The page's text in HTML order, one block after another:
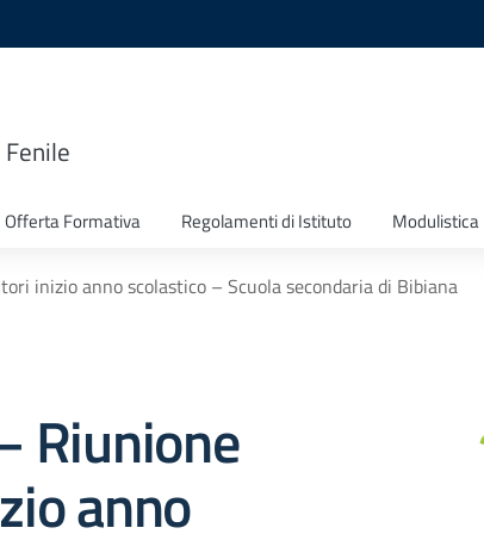
Offerta Formativa Regolamenti di Istituto Modulistica
inizio anno scolastico – Scuola secondaria di Bibiana
Riunione
anno